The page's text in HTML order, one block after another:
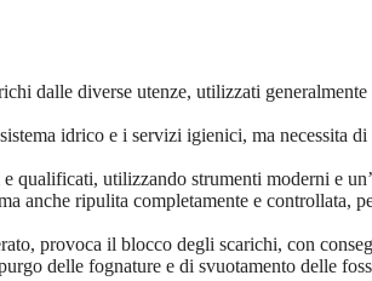
dalle diverse utenze, utilizzati
idrico e i servizi igienici, ma necessita
qualificati, utilizzando strumenti moderni e
anche ripulita completamente e
provoca il blocco degli scarichi, con
delle fognature e di svuotamento delle